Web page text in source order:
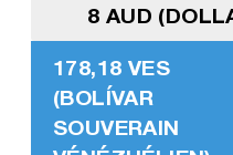
8 AUD
178,18 VES
(BOLÍVAR
SOUVERAIN